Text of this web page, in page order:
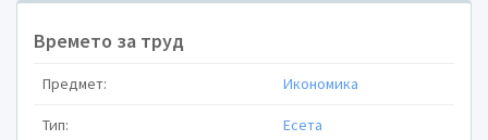
социални и професионални групи до
разпределение между отделните социални и
Времето за труд
Предмет: Икономика
Тип: Есета